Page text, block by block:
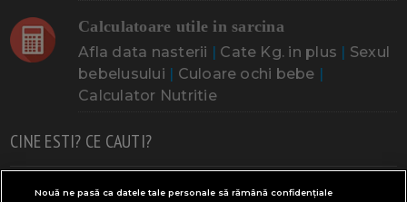
Calculatoare utile in sarcina
Afla data nasterii | Cate Kg. in plus | Sexul
bebelusului | Culoare ochi bebe |
Calculator Nutritie
CINE ESTI? CE CAUTI?
Doresc un copil Adoptia Probleme cu sarcina
Nouă ne pasă ca datele tale personale să rămână confidențiale